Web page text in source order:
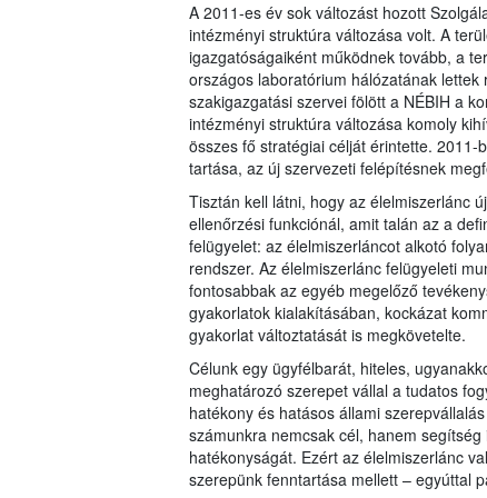
A 2011-es év sok változást hozott
intézményi struktúra változása volt. A
igazgatóságaiként működnek tovább, a
országos laboratórium hálózatának
szakigazgatási szervei fölött a NÉBIH a
intézményi struktúra változása komoly
összes fő stratégiai célját érintette.
tartása, az új szervezeti felépítésnek
Tisztán kell látni, hogy az élelmiszerlánc
ellenőrzési funkciónál, amit talán az a
felügyelet: az élelmiszerláncot alkotó
rendszer. Az élelmiszerlánc felügyeleti
fontosabbak az egyéb megelőző
gyakorlatok kialakításában, kockázat
gyakorlat változtatását is megkövetelte.
Célunk egy ügyfélbarát, hiteles,
meghatározó szerepet vállal a tudatos
hatékony és hatásos állami
számunkra nemcsak cél, hanem
hatékonyságát. Ezért az élelmiszerlánc
szerepünk fenntartása mellett – egyúttal